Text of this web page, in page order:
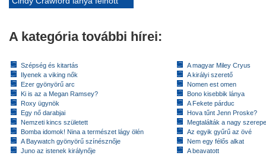
A kategória további hírei:
Szépség és kitartás
Ilyenek a viking nők
Ezer gyönyörű arc
Ki is az a Megan Ramsey?
Roxy ügynök
Egy nő darabjai
Nemzeti kincs született
Bomba idomok! Nina a természet lágy ölén
A Baywatch gyönyörű színésznője
Juno az istenek királynője
A magyar Miley Cryus
A királyi szerető
Nomen est omen
Bono kisebbik lánya
A Fekete párduc
Hova tűnt Jenn Proske?
Megtalálták a nagy
Az egyik gyűrű az övé
Nem egy félős alkat
A beavatott